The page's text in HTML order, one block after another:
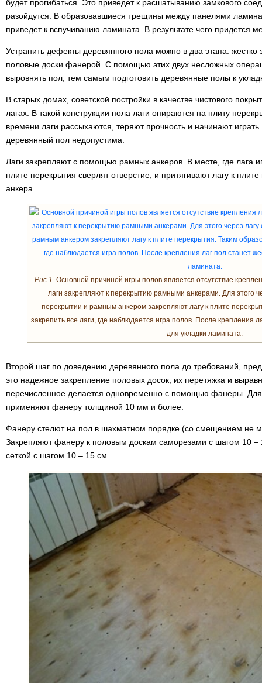
будет прогибаться. Это приведет к расшатыванию замкового
разойдутся. В образовавшиеся трещины между панелями
приведет к вспучиванию ламината. В результате чего придется
Устранить дефекты деревянного пола можно в два этапа: жестко
половые доски фанерой. С помощью этих двух несложных
выровнять пол, тем самым подготовить деревянные полы к
В старых домах, советской постройки в качестве чистового
лагах. В такой конструкции пола лаги опираются на плиту
времени лаги рассыхаются, теряют прочность и начинают
деревянный пол недопустима.
Лаги закрепляют с помощью рамных анкеров. В месте, где лага
плите перекрытия сверлят отверстие, и притягивают лагу к
анкера.
Рис.1. Основной причиной игры полов является отсутствие
лаги закрепляют к перекрытию рамными анкерами. Для этого
перекрытии и рамным анкером закрепляют лагу к плите
закрепить все лаги, где наблюдается игра полов. После крепления
для укладки ламината.
Второй шаг по доведению деревянного пола до требований,
это надежное закрепление половых досок, их перетяжка и
перечисленное делается одновременно с помощью фанеры. Для
применяют фанеру толщиной 10 мм и более.
Фанеру стелют на пол в шахматном порядке (со смещением не
Закрепляют фанеру к половым доскам саморезами с шагом 10
сеткой с шагом 10 – 15 см.